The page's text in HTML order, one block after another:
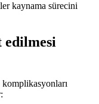
kaynama sürecini
edilmesi